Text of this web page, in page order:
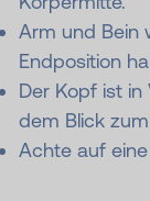
Arm und Bein
Endposition
Der Kopf ist in
dem Blick
Achte auf